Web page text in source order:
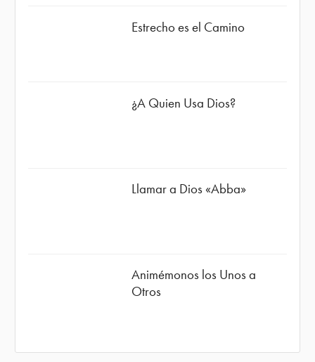
Estrecho es el Camino
¿A Quien Usa Dios?
Llamar a Dios «Abba»
Animémonos los Unos a
Otros